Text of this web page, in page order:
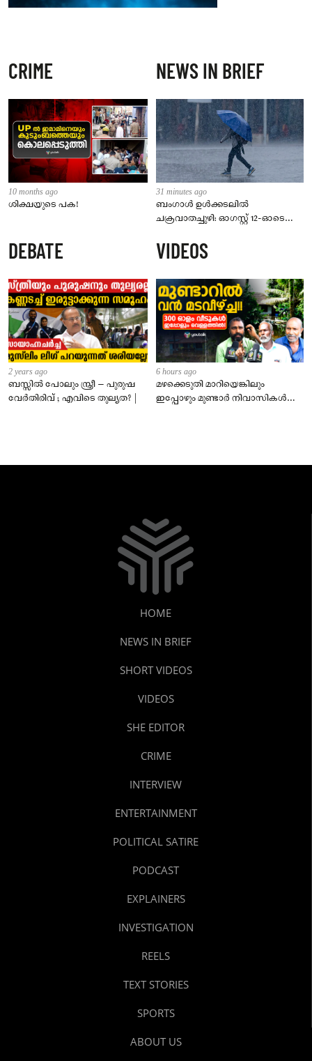
CRIME
10 months ago
ശിക്ഷയുടെ പക!
NEWS IN BRIEF
31 minutes ago
ബംഗാൾ ഉൾക്കടലിൽ
ചക്രവാതച്ചുഴി: ഓഗസ്റ്റ് 12-ഓടെ
ദിവസം മഴ മുന്നറിയിപ്പ്
DEBATE
2 years ago
ബസ്സിൽ പോലും സ്ത്രീ – പുരുഷ
വേർതിരിവ് ; എവിടെ തുല്യത? |
VIDEOS
6 hours ago
മഴക്കെടുതി മാറിയെങ്കിലും
ഇപ്പോഴും മുണ്ടാർ നിവാസികൾ
HOME
NEWS IN BRIEF
SHORT VIDEOS
VIDEOS
SHE EDITOR
CRIME
INTERVIEW
ENTERTAINMENT
POLITICAL SATIRE
PODCAST
EXPLAINERS
INVESTIGATION
REELS
TEXT STORIES
SPORTS
ABOUT US